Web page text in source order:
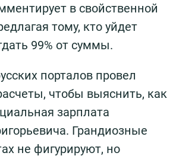
в свойственной
тому, кто уйдет
99% от суммы.
порталов провел
чтобы выяснить, как
зарплата
Грандиозные
не фигурируют, но